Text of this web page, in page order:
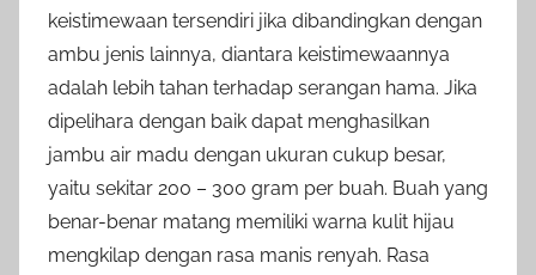
keistimewaan tersendiri jika dibandingkan dengan
ambu jenis lainnya, diantara keistimewaannya
adalah lebih tahan terhadap serangan hama. Jika
dipelihara dengan baik dapat menghasilkan
jambu air madu dengan ukuran cukup besar,
yaitu sekitar 200 – 300 gram per buah. Buah yang
benar-benar matang memiliki warna kulit hijau
mengkilap dengan rasa manis renyah. Rasa